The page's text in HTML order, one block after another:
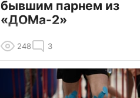
бывшим парнем из
«ДОМа-2»
248 3